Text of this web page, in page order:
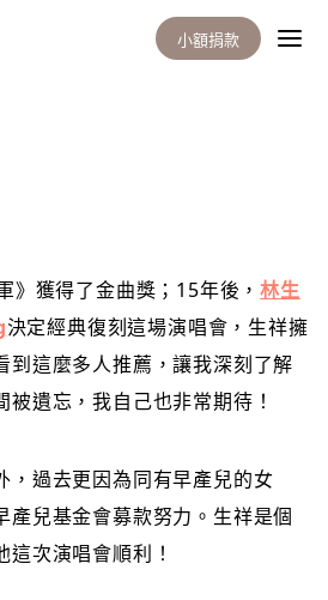
小額捐款
》獲得了金曲獎；15年後，林生
決定經典復刻這場演唱會，生祥擁
到這麼多人推薦，讓我深刻了解
遺忘，我自己也非常期待！
，過去更因為同有早產兒的女
產兒基金會募款努力。生祥是個
次演唱會順利！